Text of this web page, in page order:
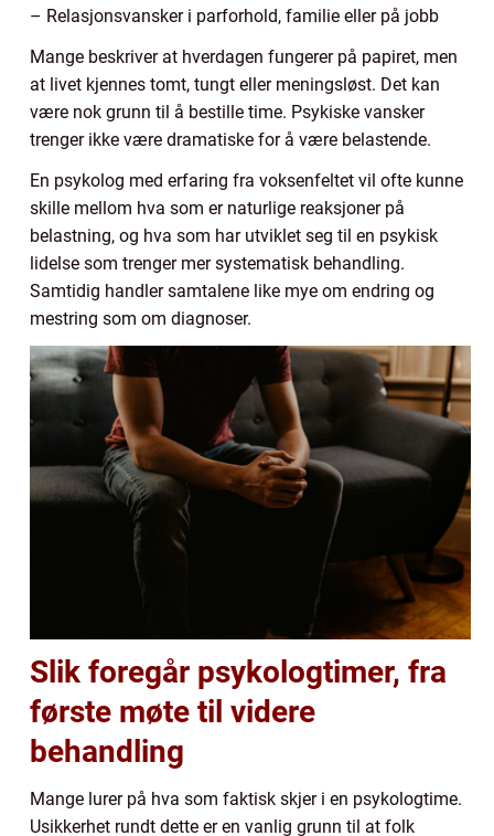
– Relasjonsvansker i parforhold, familie eller på jobb
Mange beskriver at hverdagen fungerer på papiret, men
at livet kjennes tomt, tungt eller meningsløst. Det kan
være nok grunn til å bestille time. Psykiske vansker
trenger ikke være dramatiske for å være belastende.
En psykolog med erfaring fra voksenfeltet vil ofte kunne
skille mellom hva som er naturlige reaksjoner på
belastning, og hva som har utviklet seg til en psykisk
lidelse som trenger mer systematisk behandling.
Samtidig handler samtalene like mye om endring og
mestring som om diagnoser.
Slik foregår psykologtimer, fra
første møte til videre
behandling
Mange lurer på hva som faktisk skjer i en psykologtime.
Usikkerhet rundt dette er en vanlig grunn til at folk